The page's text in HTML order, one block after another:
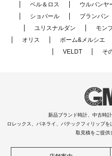
ベル＆ロス
ウルバンヤ
ショパール
ブランパン
ユリスナルダン
モン
オリス
ボーム&メルシエ
VELDT
そ
新品ブランド時計、中古時
ロレックス、パネライ、パテックフィリップ
取見積をご提供